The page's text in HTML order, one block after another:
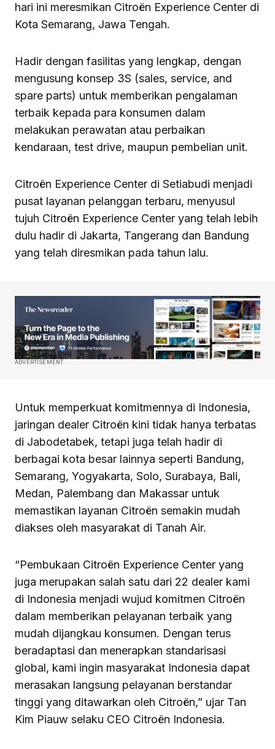
hari ini meresmikan Citroën Experience Center di
Kota Semarang, Jawa Tengah.
Hadir dengan fasilitas yang lengkap, dengan
mengusung konsep 3S (sales, service, and
spare parts) untuk memberikan pengalaman
terbaik kepada para konsumen dalam
melakukan perawatan atau perbaikan
kendaraan, test drive, maupun pembelian unit.
Citroën Experience Center di Setiabudi menjadi
pusat layanan pelanggan terbaru, menyusul
tujuh Citroën Experience Center yang telah lebih
dulu hadir di Jakarta, Tangerang dan Bandung
yang telah diresmikan pada tahun lalu.
ADVERTISEMENT
Untuk memperkuat komitmennya di Indonesia,
jaringan dealer Citroën kini tidak hanya terbatas
di Jabodetabek, tetapi juga telah hadir di
berbagai kota besar lainnya seperti Bandung,
Semarang, Yogyakarta, Solo, Surabaya, Bali,
Medan, Palembang dan Makassar untuk
memastikan layanan Citroën semakin mudah
diakses oleh masyarakat di Tanah Air.
“Pembukaan Citroën Experience Center yang
juga merupakan salah satu dari 22 dealer kami
di Indonesia menjadi wujud komitmen Citroën
dalam memberikan pelayanan terbaik yang
mudah dijangkau konsumen. Dengan terus
beradaptasi dan menerapkan standarisasi
global, kami ingin masyarakat Indonesia dapat
merasakan langsung pelayanan berstandar
tinggi yang ditawarkan oleh Citroën,” ujar Tan
Kim Piauw selaku CEO Citroën Indonesia.